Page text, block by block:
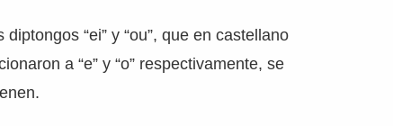
diptongos “ei” y “ou”, que en castellano
a “e” y “o” respectivamente, se